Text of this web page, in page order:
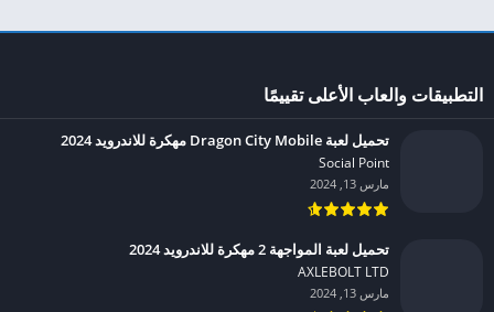
التطبيقات والعاب الأعلى تقييمًا
تحميل لعبة Dragon City Mobile مهكرة للاندرويد 2024
Social Point‏
مارس 13, 2024
تحميل لعبة المواجهة 2 مهكرة للاندرويد 2024
AXLEBOLT LTD‏
مارس 13, 2024